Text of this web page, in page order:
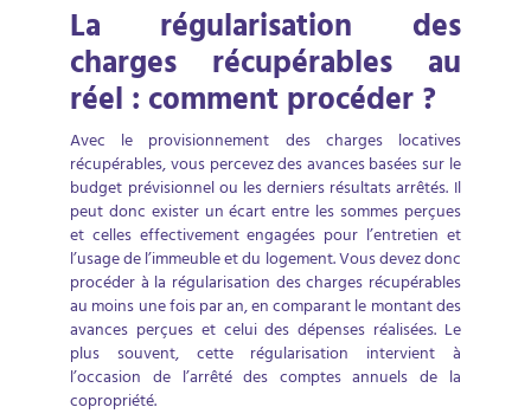
La régularisation des
charges récupérables au
réel : comment procéder ?
Avec le provisionnement des charges locatives
récupérables, vous percevez des avances basées sur le
budget prévisionnel ou les derniers résultats arrêtés. Il
peut donc exister un écart entre les sommes perçues
et celles effectivement engagées pour l’entretien et
l’usage de l’immeuble et du logement. Vous devez donc
procéder à la régularisation des charges récupérables
au moins une fois par an, en comparant le montant des
avances perçues et celui des dépenses réalisées. Le
plus souvent, cette régularisation intervient à
l’occasion de l’arrêté des comptes annuels de la
copropriété.